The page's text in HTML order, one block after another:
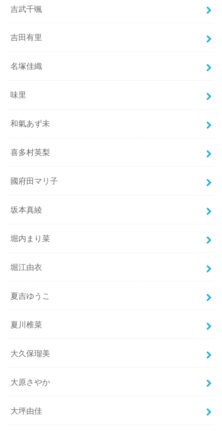
吉武千颯
吉田有里
名塚佳織
味里
和氣あず未
喜多村英梨
國府田マリ子
坂本真綾
堀内まり菜
堀江由衣
夏吉ゆうこ
夏川椎菜
大久保瑠美
大原さやか
大坪由佳